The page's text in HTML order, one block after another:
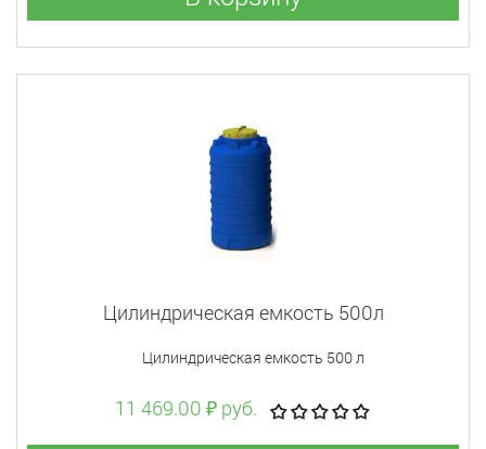
Цилиндрическая емкость 500л
Цилиндрическая емкость 500 л
11 469.00 ₽ руб.